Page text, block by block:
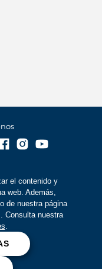
el contenido y
web. Además,
de nuestra página
Consulta nuestra
.